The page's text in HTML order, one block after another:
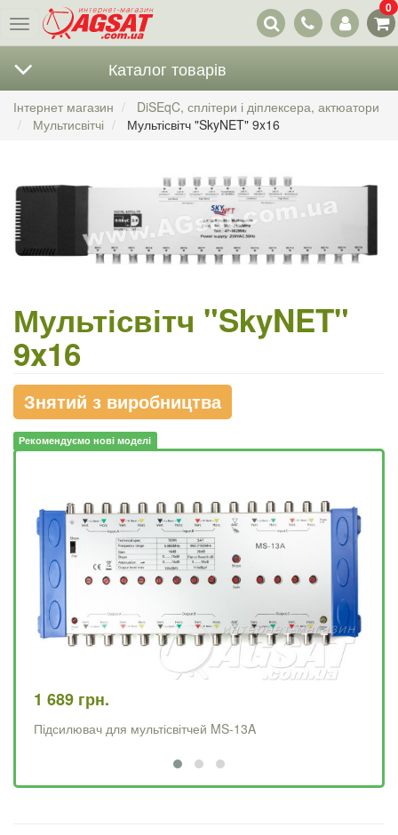
Меню
Наші
контакти
0
Каталог товарів
Інтернет магазин
DiSEqC, сплітери і діплексера, актюатори
Мультисвітчі
Мультісвітч "SkyNET" 9x16
Мультісвітч "SkyNET"
9x16
Знятий з виробництва
Рекомендуємо нові моделі
1 689 грн.
Підсилювач для мультісвітчей MS-13A